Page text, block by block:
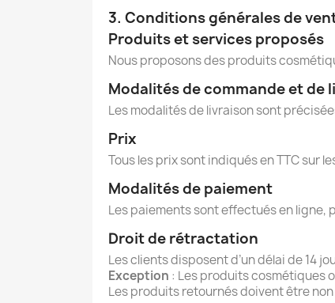
3. Conditions générales de
Produits et services proposés
Nous proposons des produits
Modalités de commande et de
Les modalités de livraison sont
Prix
Tous les prix sont indiqués en TTC sur
Modalités de paiement
Les paiements sont effectués en ligne,
Droit de rétractation
Les clients disposent d’un délai de 14
Exception : Les produits cosmétiques
Les produits retournés doivent être